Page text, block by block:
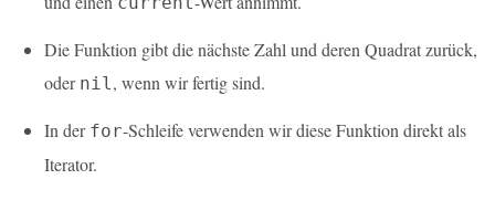
Die Funktion gibt die nächste Zahl und deren Quadrat zurück,
oder nil, wenn wir fertig sind.
In der for-Schleife verwenden wir diese Funktion direkt als
Iterator.